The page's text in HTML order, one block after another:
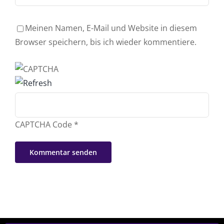
Meinen Namen, E-Mail und Website in diesem
Browser speichern, bis ich wieder kommentiere.
CAPTCHA Code *